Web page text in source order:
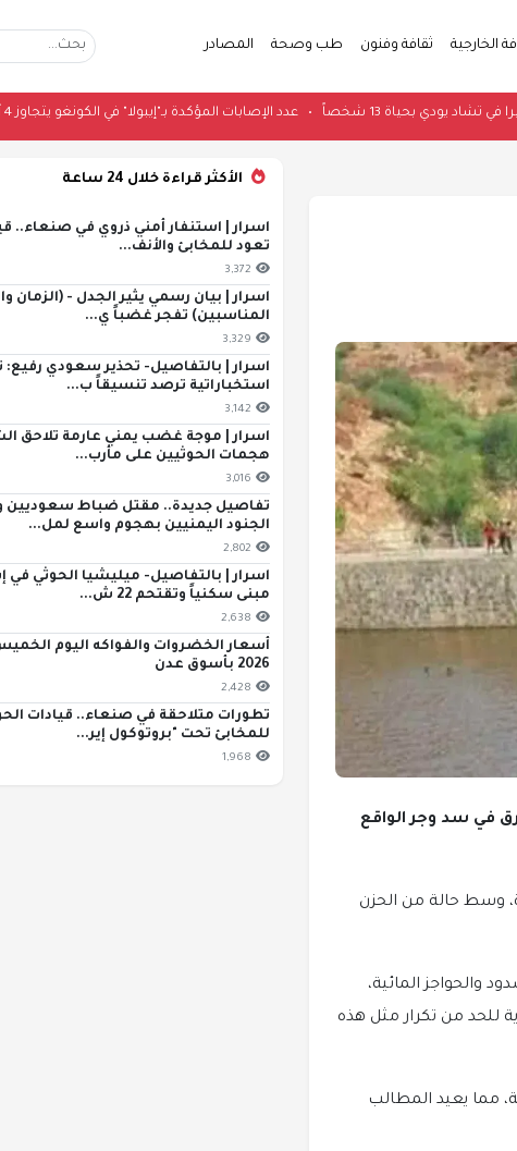
الخارجية ثقافة وفنون طب وصحة المصادر
الكوليرا في تشاد يودي بحياة 13 شخصاً •عدد الإصابات المؤكدة بـ"إيبولا" في الكونغو يتجاوز 4
للغرق في سد وجر الواقع
وسط حالة من الحزن
والحواجز المائية،
للحد من تكرار مثل هذه
مما يعيد المطالب
الأكثر قراءة خلال 24 ساعة
اسرار | استنفار أمني ذروي في صنعاء..
تعود للمخابئ والأنف...
3,372
اسرار | بيان رسمي يثير الجدل - (الزمان
المناسبين) تفجر غضباً ي...
3,329
اسرار | بالتفاصيل- تحذير سعودي رفيع:
استخباراتية ترصد تنسيقاً ب...
3,142
اسرار | موجة غضب يمني عارمة تلاحق
هجمات الحوثيين على مأرب...
3,016
تفاصيل جديدة.. مقتل ضباط سعوديين
الجنود اليمنيين بهجوم واسع لمل...
2,802
اسرار | بالتفاصيل- ميليشيا الحوثي في
مبنى سكنياً وتقتحم 22 ش...
2,638
2026 بأسوق عدن
2,428
تطورات متلاحقة في صنعاء.. قيادات
للمخابئ تحت "بروتوكول إير...
1,968